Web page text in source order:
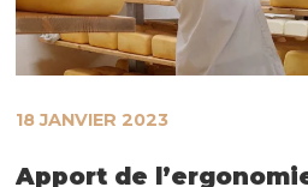
Apport de
18 JANVIER 2023